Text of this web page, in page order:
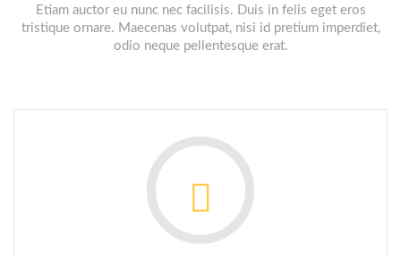
Etiam auctor eu nunc nec facilisis. Duis in felis eget eros
tristique ornare. Maecenas volutpat, nisi id pretium imperdiet,
odio neque pellentesque erat.